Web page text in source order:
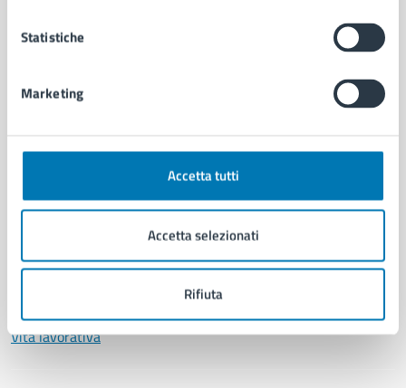
Statistiche
Marketing
Accetta tutti
Accetta selezionati
Rifiuta
Intranet, posta aziendale e protocollo
CATEGORIE DI SERVIZIO
Documenti e certificati
Educazione e formazione
Imprese e commercio
Salute, benessere e assistenza
Servizi Cimiteriali
Vita lavorativa